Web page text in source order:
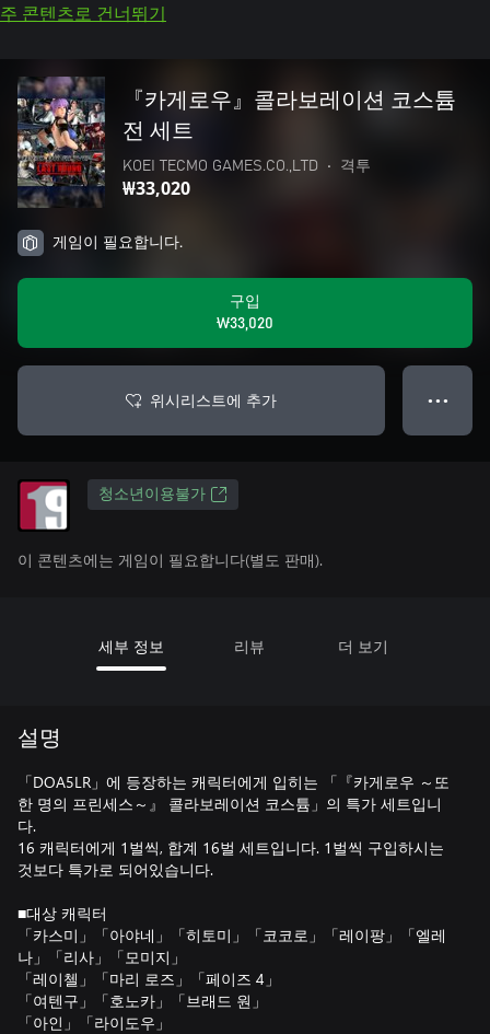
주 콘텐츠로 건너뛰기
『카게로우』콜라보레이션 코스튬
전 세트
KOEI TECMO GAMES.CO.,LTD • 격투
₩33,020
게임이 필요합니다.
구입
₩33,020
위시리스트에 추가 ● ● ●
청소년이용불가
이 콘텐츠에는 게임이 필요합니다(별도 판매).
세부 정보 리뷰 더 보기
설명
「DOA5LR」에 등장하는 캐릭터에게 입히는 「『카게로우 ～또
한 명의 프린세스～』 콜라보레이션 코스튬」의 특가 세트입니
다.
16 캐릭터에게 1벌씩, 합계 16벌 세트입니다. 1벌씩 구입하시는
것보다 특가로 되어있습니다.
■대상 캐릭터
「카스미」「아야네」「히토미」「코코로」「레이팡」「엘레
나」「리사」「모미지」
「레이첼」「마리 로즈」「페이즈 4」
「여텐구」「호노카」「브래드 원」
「아인」「라이도우」